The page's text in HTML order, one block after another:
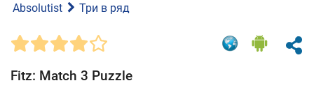
Absolutist Три в ряд
Fitz: Match 3 Puzzle